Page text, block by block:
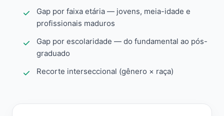
Gap por faixa etária — jovens, meia-idade e
profissionais maduros
Gap por escolaridade — do fundamental ao pós-
graduado
Recorte interseccional (gênero × raça)